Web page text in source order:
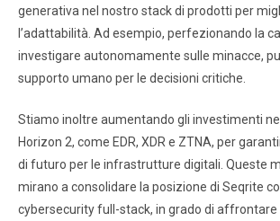
generativa nel nostro stack di prodotti per
l’adattabilità. Ad esempio, perfezionando la
investigare autonomamente sulle minacce,
supporto umano per le decisioni critiche.
Stiamo inoltre aumentando gli investimenti
Horizon 2, come EDR, XDR e ZTNA, per
di futuro per le infrastrutture digitali. Queste
mirano a consolidare la posizione di Seqrite
cybersecurity full-stack, in grado di affrontare